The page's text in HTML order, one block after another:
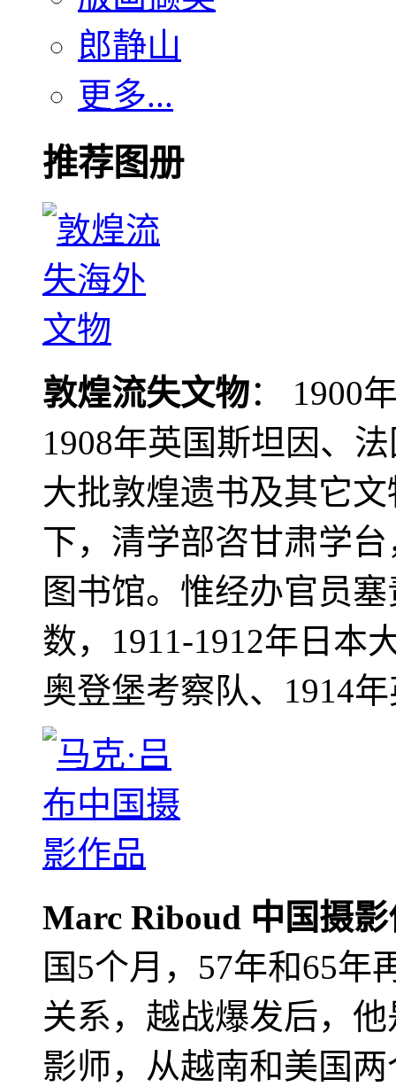
郎静山
更多...
推荐图册
敦煌流失文物： 1900
1908年英国斯坦因、
大批敦煌遗书及其它
下，清学部咨甘肃学
图书馆。惟经办官员
数，1911-1912年日本
奥登堡考察队、1914
Marc Riboud 中国摄
国5个月，57年和65年
关系，越战爆发后，
影师，从越南和美国